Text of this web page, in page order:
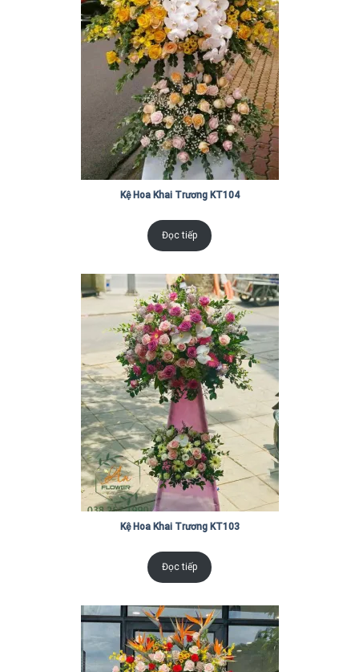
Kệ Hoa Khai Trương KT104
Đọc tiếp
Kệ Hoa Khai Trương KT103
Đọc tiếp